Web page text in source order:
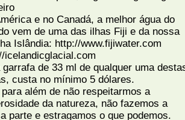
e no Canadá, a melhor água do
vem de uma das ilhas Fiji e da nossa
Islândia: http://www.fijiwater.com
icelandicglacial.com
garrafa de 33 ml de qualquer uma
custa no mínimo 5 dólares.
além de não respeitarmos a
da natureza, não fazemos a
parte e estragamos o que podemos.